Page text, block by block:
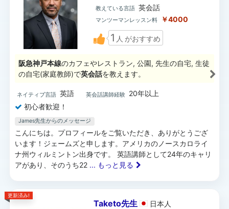
教えている言語 英会話
マンツーマンレッスン料 ￥4000
1 人 がおすすめ
阪急神戸本線のカフェやレストラン, 公園, 先生の自宅, 生徒
の自宅(家庭教師)で英会話を教えます。
ネイティブ言語 英語 英会話講師経験
20年以上
初心者歓迎！
James先生からのメッセージ
こんにちは。プロフィールをご覧いただき、ありがとうござ
います！ジェームズと申します。アメリカのノースカロライ
ナ州ウィルミントン出身です。 英語講師として24年のキャリ
アがあり、そのうち22 ... もっと見る
更新済み!
Taketo先生 日本 人